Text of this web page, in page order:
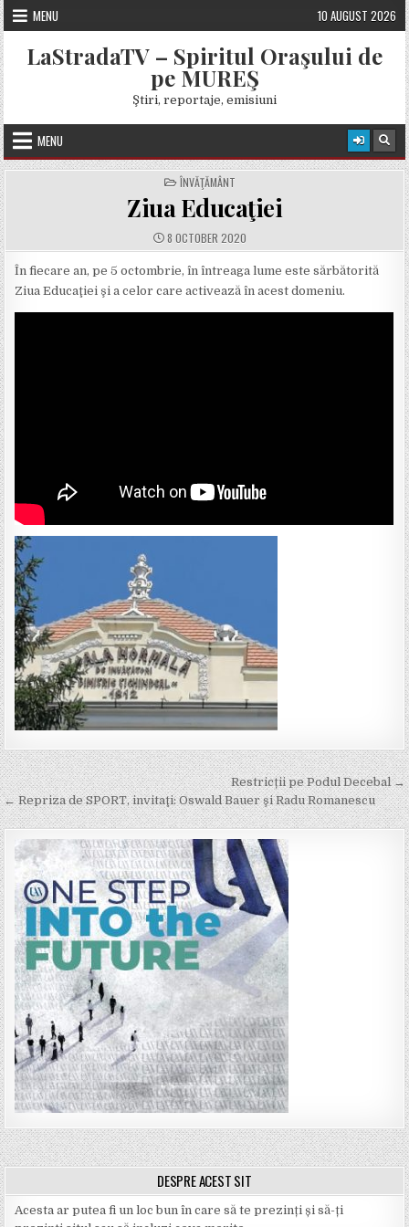
Skip
to
content
MENU 10 AUGUST 2026
LaStradaTV – Spiritul Oraşului de
pe MUREŞ
Ştiri, reportaje, emisiuni
MENU
POSTED
IN
ÎNVĂŢĂMÂNT
Ziua Educaţiei
PUBLISHED
DATE:
8 OCTOBER 2020
În fiecare an, pe 5 octombrie, în întreaga lume este sărbătorită
Ziua Educaţiei şi a celor care activează în acest domeniu.
Post
navigation
Restricții pe Podul Decebal →
← Repriza de SPORT, invitaţi: Oswald Bauer şi Radu Romanescu
DESPRE ACEST SIT
Acesta ar putea fi un loc bun în care să te prezinți și să-ți